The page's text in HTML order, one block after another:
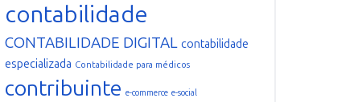
contabilidade
CONTABILIDADE DIGITAL contabilidade
especializada Contabilidade para médicos
contribuinte e-commerce e-social